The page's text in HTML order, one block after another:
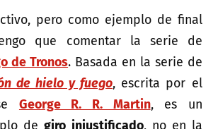
pero como ejemplo de final
que comentar la serie de
de Tronos. Basada en la serie de
de hielo y fuego, escrita por el
George R. R. Martin, es un
degiro injustificado, no en la